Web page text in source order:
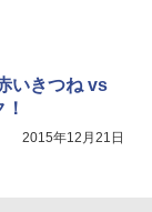
いきつね vs
2015年12月21日